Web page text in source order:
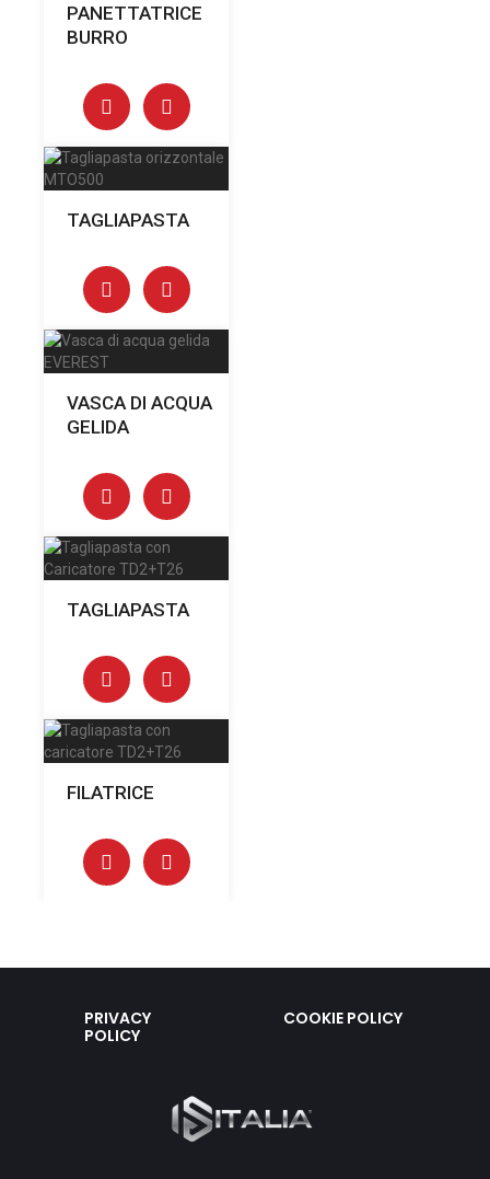
PANETTATRICE
BURRO
TAGLIAPASTA
VASCA DI ACQUA
GELIDA
TAGLIAPASTA
FILATRICE
PRIVACY
POLICY
COOKIE POLICY